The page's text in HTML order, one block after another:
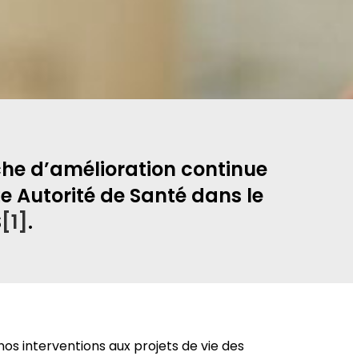
d’amélioration continue
Autorité de Santé dans le
[1] .
interventions aux projets de vie des